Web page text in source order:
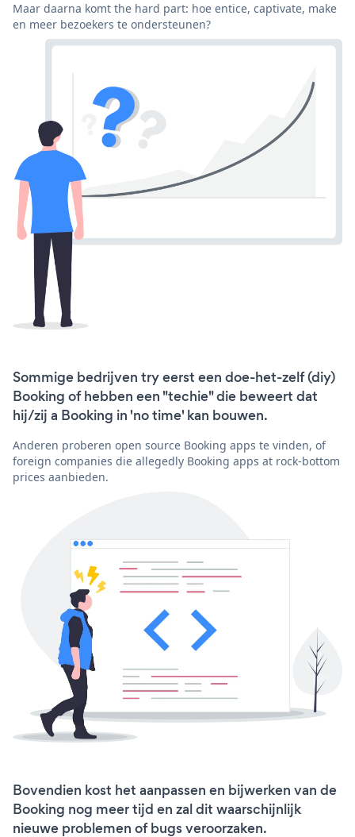
Maar daarna komt the hard part: hoe entice, captivate, make
en meer bezoekers te ondersteunen?
Sommige bedrijven try eerst een doe-het-zelf (diy)
Booking of hebben een "techie" die beweert dat
hij/zij a Booking in 'no time' kan bouwen.
Anderen proberen open source Booking apps te vinden, of
foreign companies die allegedly Booking apps at rock-bottom
prices aanbieden.
Bovendien kost het aanpassen en bijwerken van de
Booking nog meer tijd en zal dit waarschijnlijk
nieuwe problemen of bugs veroorzaken.